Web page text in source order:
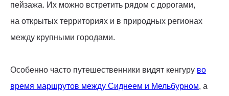
пейзажа. Их можно встретить рядом с дорогами,
на открытых территориях и в природных регионах
между крупными городами.
Особенно часто путешественники видят кенгуру во
время маршрутов между Сиднеем и Мельбурном, а